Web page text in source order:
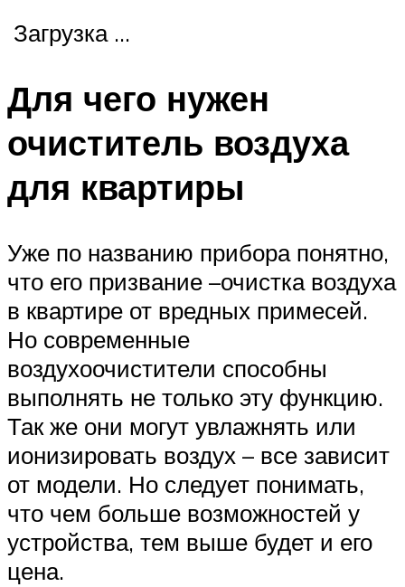
Загрузка …
Для чего нужен
очиститель воздуха
для квартиры
Уже по названию прибора понятно,
что его призвание –очистка воздуха
в квартире от вредных примесей.
Но современные
воздухоочистители способны
выполнять не только эту функцию.
Так же они могут увлажнять или
ионизировать воздух – все зависит
от модели. Но следует понимать,
что чем больше возможностей у
устройства, тем выше будет и его
цена.